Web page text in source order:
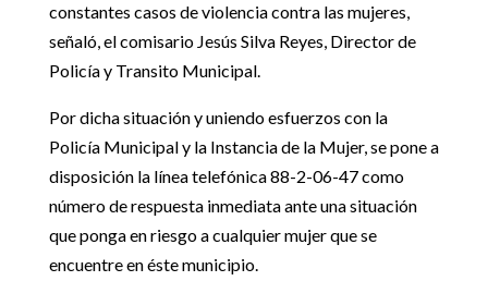
constantes casos de violencia contra las mujeres,
señaló, el comisario Jesús Silva Reyes, Director de
Policía y Transito Municipal.
Por dicha situación y uniendo esfuerzos con la
Policía Municipal y la Instancia de la Mujer, se pone a
disposición la línea telefónica 88-2-06-47 como
número de respuesta inmediata ante una situación
que ponga en riesgo a cualquier mujer que se
encuentre en éste municipio.